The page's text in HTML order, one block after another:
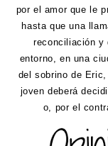
por el amor que le
hasta que una
reconciliación y
entorno, en una
del sobrino de
joven deberá
o, por el